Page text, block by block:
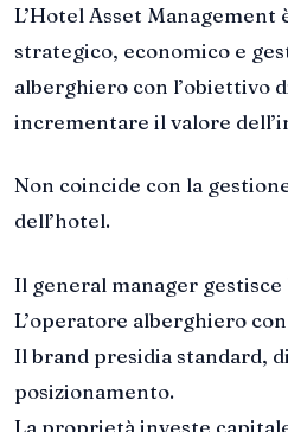
L’Hotel Asset
strategico, economico e
alberghiero con l’obiettivo
incrementare il valore
Non coincide con la
dell’hotel.
Il general manager gestisce
L’operatore alberghiero
Il brand presidia standard,
posizionamento.
La proprietà investe